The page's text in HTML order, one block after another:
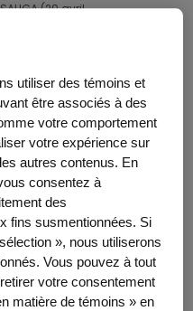
(29 avril
pas se
sans
à
soutiens
pour les
remédier à
chef de
et de la
de
et Amgen,
utiliser des témoins et
être associés à des
votre comportement
votre expérience sur
autres contenus. En
consentez à
des
fins susmentionnées. Si
», nous utiliserons
Vous pouvez à tout
votre consentement
matière de témoins » en